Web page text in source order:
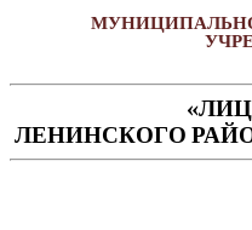
МУНИЦИПАЛЬНОЕ
ЛЕНИНСКОГО